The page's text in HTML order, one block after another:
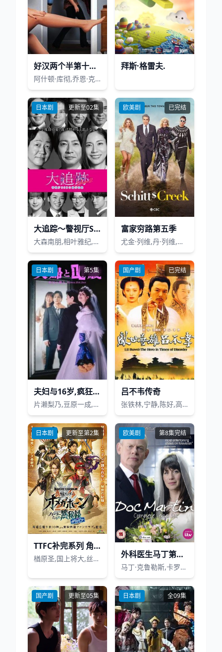
好汉两个半第十一季
阿什顿·库彻,乔恩·克莱尔,康查塔·费雷尔,霍兰德·泰勒,爱波·塔布琳
拜斯·格雷夫.
日本剧 更新至02集
大追踪〜警视厅SSBC强行犯系〜 第2季
大森南朋,相叶雅纪,松下奈绪
欧美剧 已完结
富家穷路第五季
尤金·列维,丹·列维,凯瑟琳·欧哈拉,安妮·墨菲,埃米丽·汉普希尔,达斯汀·米利甘,诺亚·雷德
日本剧 第5集
夫妇与16岁,疯狂的邻居
片濑梨乃,豆原一成,冈田结实
国产剧 已完结
吕不韦传奇
张铁林,宁静,陈好,高虎,张志红,高亚麟,赵雍,马仑
日本剧 更新至第2集
TTFC补完系列 角醒猎人 欧米茄号角 猎人们的默秘录
楢原圣,国上将大,丝濑七叶,三浦舞华,加藤宪史郎,田鹤翔吾,小西咏斗,光宗薰,樱庭大翔,长田光平
欧美剧 第8集完结
外科医生马丁第六季
马丁·克鲁勒斯,卡罗琳·凯兹
国产剧 更新至05集 日本剧 全09集